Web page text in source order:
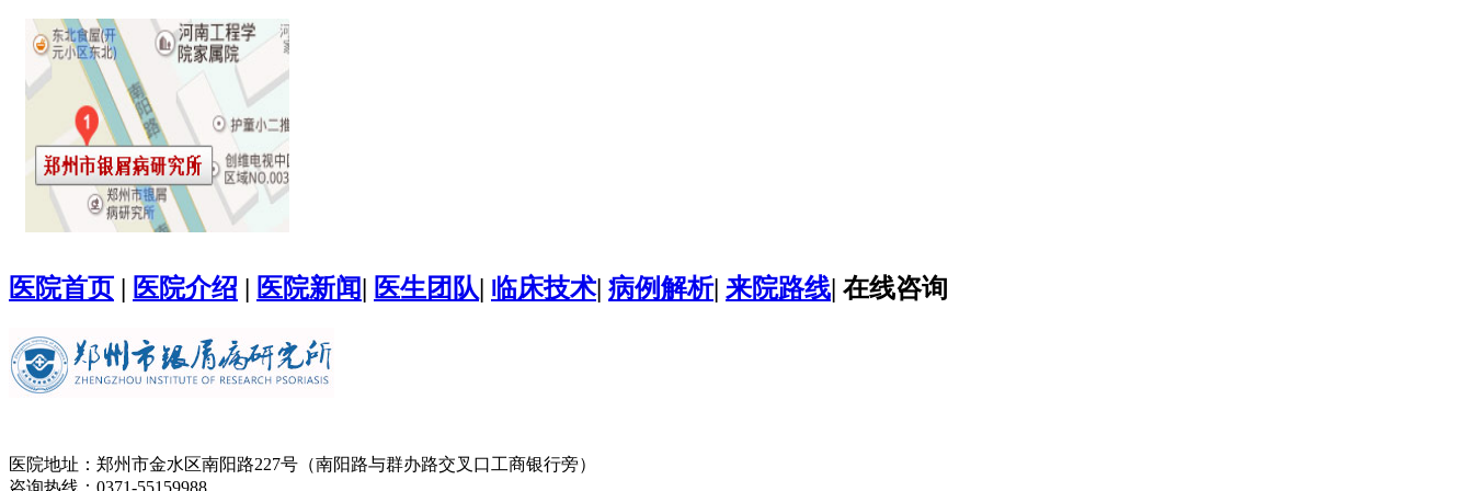
医院首页 | 医院介绍 | 医院新闻| 医生团队| 临床技术| 病例解析| 来院路线| 在线咨询
医院地址：郑州市金水区南阳路227号（南阳路与群办路交叉口工商银行旁）
咨询热线：0371-55159988